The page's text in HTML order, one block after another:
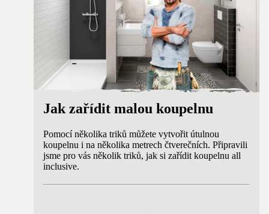
Jak zařídit malou koupelnu
Pomocí několika triků můžete vytvořit útulnou
koupelnu i na několika metrech čtverečních. Připravili
jsme pro vás několik triků, jak si zařídit koupelnu all
inclusive.